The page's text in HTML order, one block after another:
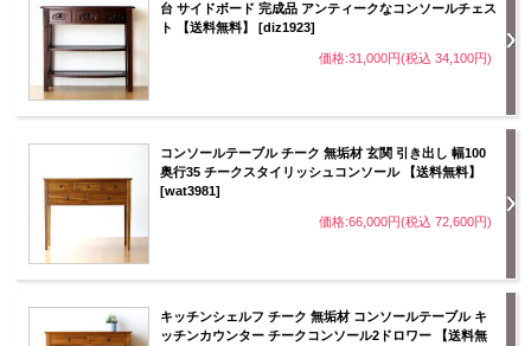
台 サイドボード 完成品 アンティークなコンソールチェス
ト 【送料無料】 [diz1923]
価格:31,000円(税込 34,100円)
コンソールテーブル チーク 無垢材 玄関 引き出し 幅100
奥行35 チークスタイリッシュコンソール 【送料無料】
[wat3981]
価格:66,000円(税込 72,600円)
キッチンシェルフ チーク 無垢材 コンソールテーブル キ
ッチンカウンター チークコンソール2ドロワー 【送料無